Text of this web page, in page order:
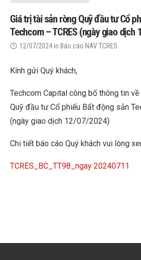
Giá trị tài sản ròng Quỹ đầu tư Cổ
Techcom – TCRES (ngày giao
12/07/2024in Báo cáo NAV TCRES
Kính gửi Quý khách,
Techcom Capital công bố thông tin
Quỹ đầu tư Cổ phiếu Bất động sản
(ngày giao dịch 12/07/2024)
Chi tiết báo cáo Quý khách vui lòng
TCRES_BC_TT98_ngay 20240711